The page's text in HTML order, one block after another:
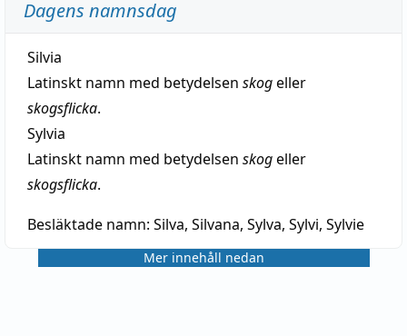
Dagens namnsdag
Silvia
Latinskt namn med betydelsen skogeller
skogsflicka.
Sylvia
Latinskt namn med betydelsen skogeller
skogsflicka.
Besläktade namn: Silva, Silvana, Sylva, Sylvi, Sylvie
Mer innehåll nedan